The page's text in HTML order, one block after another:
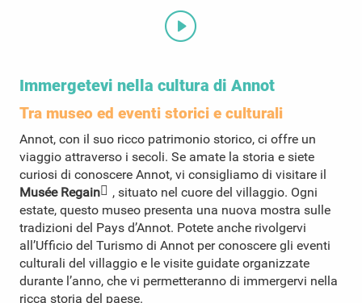
Immergetevi nella cultura di Annot
Tra museo ed eventi storici e culturali
Annot, con il suo ricco patrimonio storico, ci offre un
viaggio attraverso i secoli. Se amate la storia e siete
curiosi di conoscere Annot, vi consigliamo di visitare il
Musée Regain
, situato nel cuore del villaggio. Ogni
estate, questo museo presenta una nuova mostra sulle
tradizioni del Pays d’Annot. Potete anche rivolgervi
all’Ufficio del Turismo di Annot per conoscere gli eventi
culturali del villaggio e le visite guidate organizzate
durante l’anno, che vi permetteranno di immergervi nella
ricca storia del paese.